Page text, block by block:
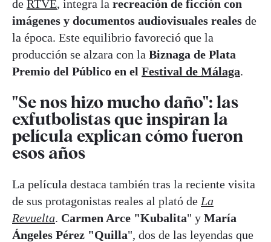
de RTVE, integra la recreación de ficción con
imágenes y documentos audiovisuales reales de
la época. Este equilibrio favoreció que la
producción se alzara con la Biznaga de Plata
Premio del Público en el Festival de Málaga.
"Se nos hizo mucho daño": las
exfutbolistas que inspiran la
película explican cómo fueron
esos años
La película destaca también tras la reciente visita
de sus protagonistas reales al plató de La
Revuelta. Carmen Arce "Kubalita" y María
Ángeles Pérez "Quilla", dos de las leyendas que